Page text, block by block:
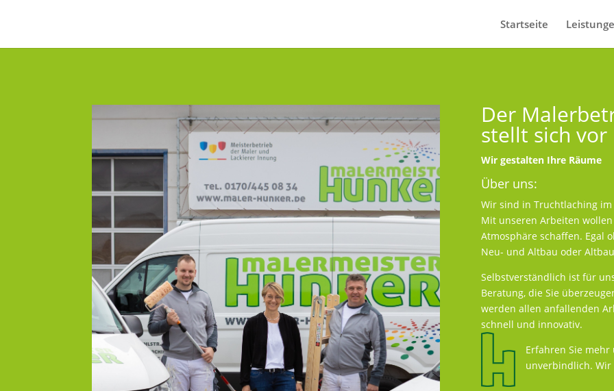
Startseite
Der
stellt sich vor
Wir gestalten Ihre Räume
Über uns:
Wir sind in Truchtlaching im
Mit unseren Arbeiten
Atmosphäre schaffen. Egal
Neu- und Altbau oder
Selbstverständlich ist für
Beratung, die Sie
werden allen anfallenden
schnell und innovativ.
Erfahren Sie
unverbindlich.